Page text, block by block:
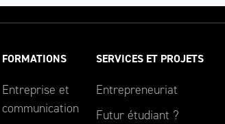
FORMATIONS
Entreprise et
communication
SERVICES ET PROJETS
Entrepreneuriat
Futur étudiant ?